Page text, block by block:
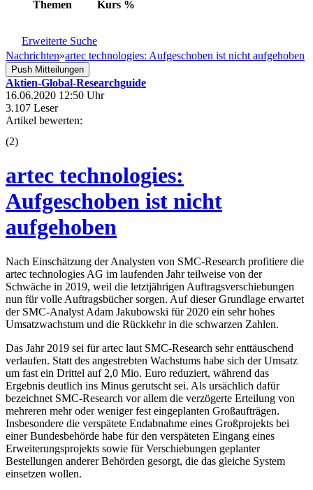
Themen Kurs %
Erweiterte Suche
Nachrichten»artec technologies: Aufgeschoben ist nicht aufgehoben
Push Mitteilungen
Aktien-Global-Researchguide
16.06.2020 12:50 Uhr
3.107 Leser
Artikel bewerten:
(2)
artec technologies:
Aufgeschoben ist nicht
aufgehoben
Nach Einschätzung der Analysten von SMC-Research profitiere die
artec technologies AG im laufenden Jahr teilweise von der
Schwäche in 2019, weil die letztjährigen Auftragsverschiebungen
nun für volle Auftragsbücher sorgen. Auf dieser Grundlage erwartet
der SMC-Analyst Adam Jakubowski für 2020 ein sehr hohes
Umsatzwachstum und die Rückkehr in die schwarzen Zahlen.
Das Jahr 2019 sei für artec laut SMC-Research sehr enttäuschend
verlaufen. Statt des angestrebten Wachstums habe sich der Umsatz
um fast ein Drittel auf 2,0 Mio. Euro reduziert, während das
Ergebnis deutlich ins Minus gerutscht sei. Als ursächlich dafür
bezeichnet SMC-Research vor allem die verzögerte Erteilung von
mehreren mehr oder weniger fest eingeplanten Großaufträgen.
Insbesondere die verspätete Endabnahme eines Großprojekts bei
einer Bundesbehörde habe für den verspäteten Eingang eines
Erweiterungsprojekts sowie für Verschiebungen geplanter
Bestellungen anderer Behörden gesorgt, die das gleiche System
einsetzen wollen.